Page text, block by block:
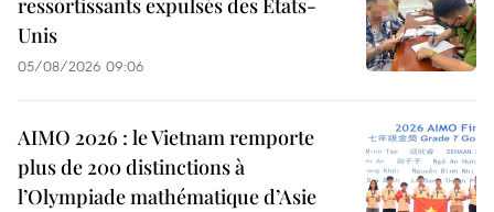
ressortissants expulsés des États-
Unis
05/08/2026 09:06
AIMO 2026 : le Vietnam remporte
plus de 200 distinctions à
l’Olympiade mathématique d’Asie